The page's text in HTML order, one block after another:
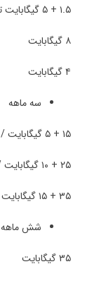
۱.۵ + ۵ گیگابایت ترافیک بومی
۸ گیگابایت
۴ گیگابایت
سه ماهه
۱۵ + ۵ گیگابایت / ۲ تا ۷ صبح
۲۵ + ۱۰ گیگابایت / ۲ تا ۷ صبح
۳۵ + ۱۵ گیگابایت / ۲ تا ۷ صبح
شش ماهه
۳۵ گیگابایت